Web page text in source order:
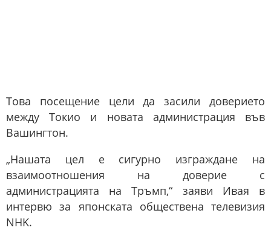
Това посещение цели да засили доверието
между Токио и новата администрация във
Вашингтон.
„Нашата цел е сигурно изграждане на
взаимоотношения на доверие с
администрацията на Тръмп,“ заяви Ивая в
интервю за японската обществена телевизия
NHK.